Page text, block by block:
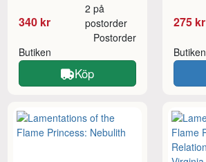
340 kr
2 på
postorder
Butiken
Postorder
Köp
275 kr
Butiken